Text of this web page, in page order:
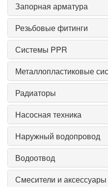
Запорная арматура
Резьбовые фитинги
Системы PPR
Металлопластиковые
Радиаторы
Насосная техника
Наружный водопровод
Водоотвод
Смесители и аксессуары